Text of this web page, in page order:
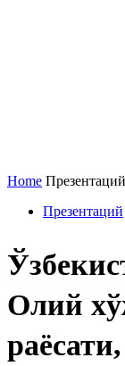
Home Презентаций
Презентаций
Олий